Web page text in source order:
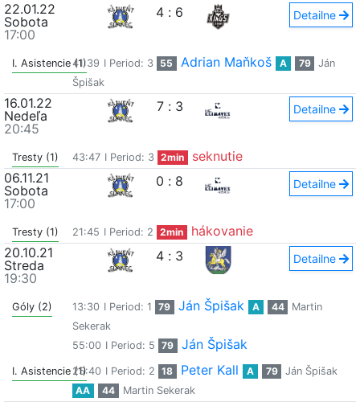
22.01.22
Sobota
17:00
4 : 6 Detailne
I. Asistencie (1)41:39 I Period: 3 55 Adrian Maňkoš A 79
Ján
Špišak
16.01.22
Nedeľa
20:45
7 : 3 Detailne
Tresty (1) 43:47 I Period: 3 2min
seknutie
06.11.21
Sobota
17:00
0 : 8 Detailne
Tresty (1) 21:45 I Period: 2 2min
hákovanie
20.10.21
Streda
19:30
4 : 3 Detailne
Góly (2) 13:30 I Period: 1 79 Ján Špišak A 44
Martin
Sekerak
55:00 I Period: 5 79 Ján Špišak
I. Asistencie (1)25:40 I Period: 2 18 Peter Kall A 79
Ján Špišak
AA
44 Martin Sekerak